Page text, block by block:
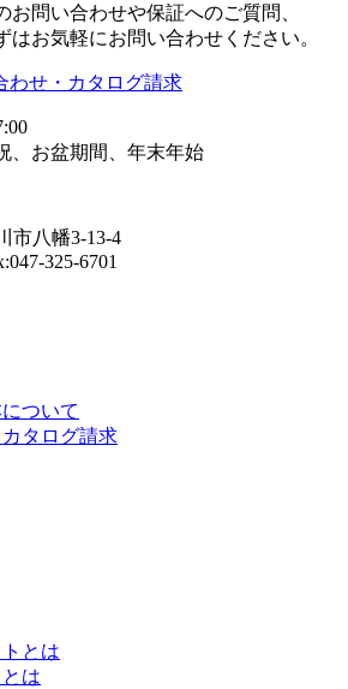
お問い合わせや保証へのご質問、
はお気軽にお問い合わせください。
わせ・カタログ請求
、お盆期間、年末年始
市八幡3-13-4
325-6701
ついて
タログ請求
とは
は